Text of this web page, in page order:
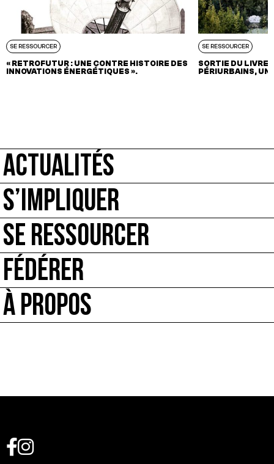
SE RESSOURCER
« RETROFUTUR : UNE CONTRE HISTOIRE DES
INNOVATIONS ÉNERGÉTIQUES ».
SE RESSOURCER
SORTIE DU LIVRE
PÉRIURBAINS, UN
ACTUALITÉS
S’IMPLIQUER
SE RESSOURCER
FÉDÉRER
À PROPOS